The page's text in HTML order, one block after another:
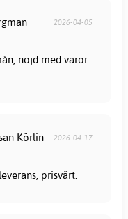
2026-04-05
nöjd med varor
Körlin 2026-04-17
prisvärt.